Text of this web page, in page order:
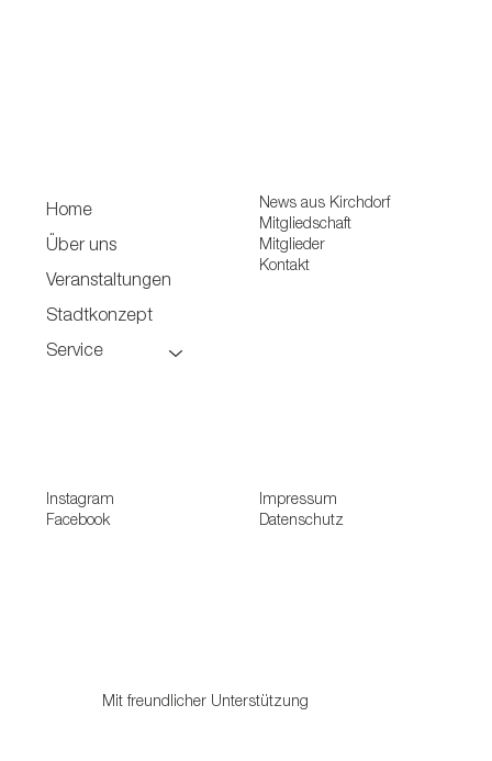
Home
Über uns
Veranstaltungen
Stadtkonzept
Service
News aus Kirchdorf
Mitgliedschaft
Mitglieder
Kontakt
Impressum
Datenschutz
Instagram
Facebook
Mit freundlicher Unterstützung